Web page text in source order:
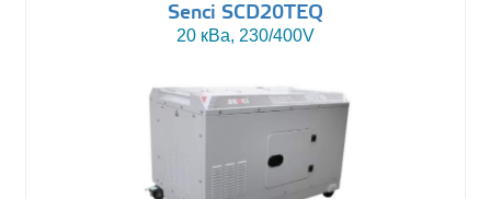
Senci SCD20TEQ
20 кВа, 230/400V